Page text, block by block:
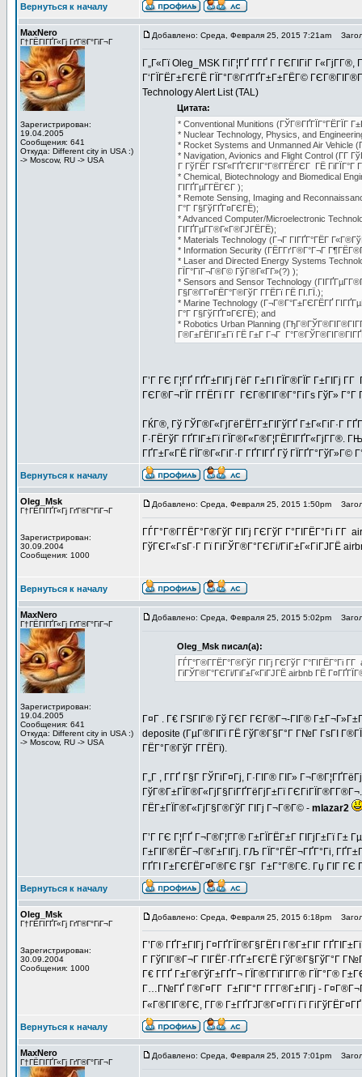
Вернуться к началу
MaxNero
Г†ГЁГІГҐГ«Гј ГґГ®Г°ГіГ¬Г
Зарегистрирован:
19.04.2005
Сообщения: 641
Откуда: Different city in USA :)
-> Moscow, RU -> USA
Добавлено: Среда, Февраля 25, 2015 7:21am
Г„Г«Гї Oleg_MSK ГіГ¦ГҐ Г­ГҐ Г ГЄГІГіГ
Г‘ГЇГЁГ±ГЄГЁ ГЇГ°Г®ГґГҐГ±Г±ГЁГ©
Technology Alert List (TAL)
Цитата:
* Conventional Munitions (ГЎГ®ГҐГЇГ°ГЁГЇГ
* Nuclear Technology, Physics, and
* Rocket Systems and Unmanned Air Vehicle
* Navigation, Avionics and Flight Control (Г­Г
Г ГўГЁГ ГЅГ«ГҐГЄГІГ°Г®Г­ГЁГЄГ ГЁ ГіГЇГ°Г
* Chemical, Biotechnology and Biomedical
ГІГҐГµГ­ГЁГЄГ );
* Remote Sensing, Imaging and
Г°Г Г§ГўГҐГ¤ГЄГЁ);
* Advanced Computer/Microelectronic
ГІГҐГµГ­Г®Г«Г®ГЈГЁГЁ);
* Materials Technology (Г¬Г ГІГҐГ°ГЁГ
* Information Security (ГЁГ­ГґГ®Г°Г¬Г
* Laser and Directed Energy Systems
ГЇГ°ГїГ¬Г®Г© ГўГ®Г«Г­Г»(?) );
* Sensors and Sensor Technology
Г§Г®Г­Г¤ГЁГ°Г®ГўГ Г­ГЁГї ГЁ ГІ.ГЇ.);
* Marine Technology (Г¬Г®Г°Г±ГЄГЁГҐ
Г°Г Г§ГўГҐГ¤ГЄГЁ); and
* Robotics Urban Planning
Г®Г±ГЁГІГ±Гї ГЁ Г±Г Г¬Г
Г’Г ГЄ Г¦ГҐ ГҐГ±ГІГј ГёГ Г±ГІ ГЇГ®ГЇГ Г±ГІГј
ГЄГ®Г¬ГЇГ Г­ГЁГї Г­Г ГЄГ®ГІГ®Г°ГіГѕ ГўГ» Г°Г
ГЌГ®, Гў ГЎГ®Г«ГјГёГЁГ­Г±ГІГўГҐ Г±Г«ГіГ·Г
Г·ГЁГўГ ГҐГІГ±Гї ГЇГ®Г«Г®Г¦ГЁГІГҐГ«ГјГ­Г®.
ГҐГ±Г«ГЁ ГЇГ®Г«ГіГ·Г ГҐГІГҐ Гў ГЇГҐГ°ГўГ»Г©
Вернуться к началу
Oleg_Msk
Г†ГЁГІГҐГ«Гј ГґГ®Г°ГіГ¬Г
Зарегистрирован:
30.09.2004
Сообщения: 1000
Добавлено: Среда, Февраля 25, 2015 1:50pm
ГЃГ°Г®Г­ГЁГ°Г®ГўГ ГІГј ГЄГўГ Г°ГІГЁГ°Гі Г­Г
ГўГЄГ«ГѕГ·Г Гї ГіГЎГ®Г°ГЄГі/ГіГ±Г«ГіГЈГЁ
Вернуться к началу
MaxNero
Г†ГЁГІГҐГ«Гј ГґГ®Г°ГіГ¬Г
Зарегистрирован:
19.04.2005
Сообщения: 641
Откуда: Different city in USA :)
-> Moscow, RU -> USA
Добавлено: Среда, Февраля 25, 2015 5:02pm
Oleg_Msk писал(а):
ГЃГ°Г®Г­ГЁГ°Г®ГўГ ГІГј ГЄГўГ Г°ГІГЁГ°Гі Г­Г
ГіГЎГ®Г°ГЄГі/ГіГ±Г«ГіГЈГЁ airbnb ГЁ
Г¤Г . Г€ ГЅГІГ® Гў ГЄГ ГЄГ®Г¬-ГІГ®
deposite (ГµГ®ГІГї ГЁ ГўГ®Г§Г°Г Г№Г ГѕГІ
ГЁГ°Г®ГўГ Г­ГЁГї).
Г„Г , Г­ГҐ Г§Г ГЎГіГ¤Гј, Г·ГІГ® ГІГ»
ГўГ®Г±ГЇГ®Г«ГјГ§ГіГҐГёГјГ±Гї
ГЁГ±ГЇГ®Г«ГјГ§Г®ГўГ ГІГј Г¬Г®Г© - mlazar2
Г’Г ГЄ Г¦ГҐ Г¬Г®Г¦Г­Г® Г±ГЇГЁГ±Г ГІГјГ±Гї
Г±ГІГ®ГЁГ¬Г®Г±ГІГј. ГЉ ГЇГ°ГЁГ¬ГҐГ°Гі,
ГҐГІ Г±ГЄГЁГ¤Г®ГЄ Г§Г Г±Г°Г®ГЄ. Гџ ГІГ ГЄ
Вернуться к началу
Oleg_Msk
Г†ГЁГІГҐГ«Гј ГґГ®Г°ГіГ¬Г
Зарегистрирован:
30.09.2004
Сообщения: 1000
Добавлено: Среда, Февраля 25, 2015 6:18pm
Г’Г® ГҐГ±ГІГј Г¤ГҐГЇГ®Г§ГЁГІ Г®Г±ГІГ
Г ГўГІГ®Г¬Г ГІГЁГ·ГҐГ±ГЄГЁ ГўГ®Г§ГўГ°Г
Г€ Г­ГҐ Г±Г®ГўГ±ГҐГ¬ ГЇГ®Г­ГїГІГ­Г® ГЇГ°Г®
Г…Г№ГҐ Г®Г¤Г­Г Г±ГІГ°Г Г­Г­Г®Г±ГІГј -
Г«Г®ГІГ®ГЄ, Г­Г® Г±ГҐГЈГ®Г¤Г­Гї Гї
Вернуться к началу
MaxNero
Г†ГЁГІГҐГ«Гј ГґГ®Г°ГіГ¬Г
Добавлено: Среда, Февраля 25, 2015 7:01pm